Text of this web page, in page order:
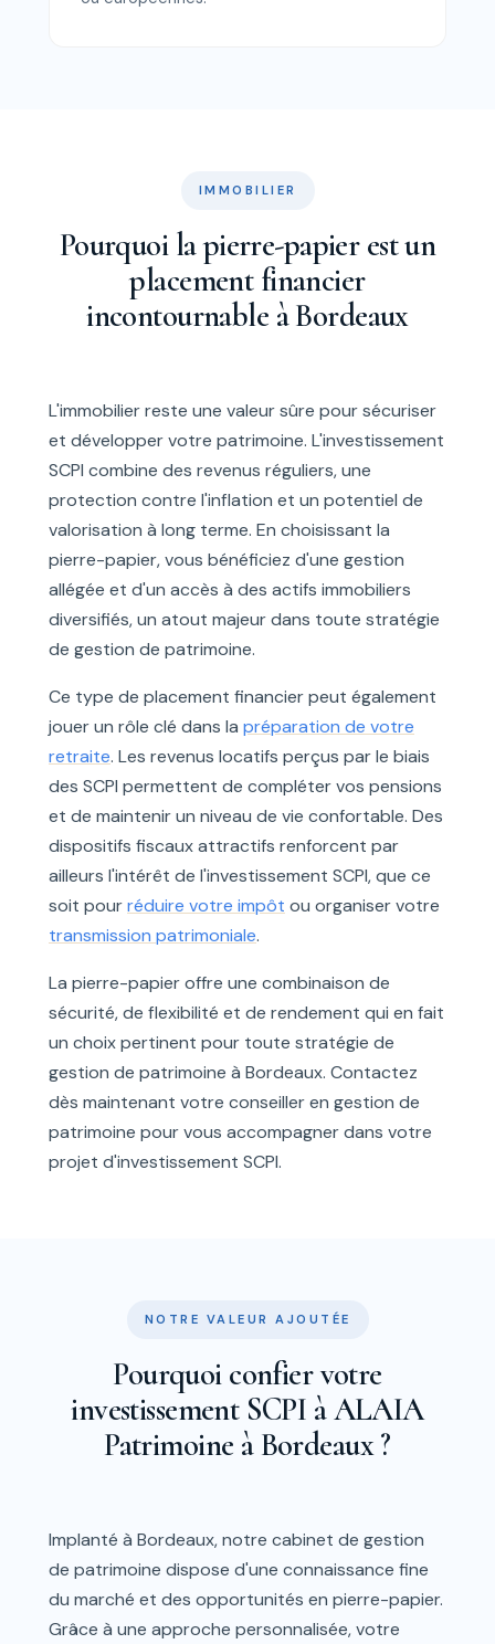
IMMOBILIER
Pourquoi la pierre-papier est un
placement financier
incontournable à Bordeaux
L'immobilier reste une valeur sûre pour sécuriser
et développer votre patrimoine. L'investissement
SCPI combine des revenus réguliers, une
protection contre l'inflation et un potentiel de
valorisation à long terme. En choisissant la
pierre-papier, vous bénéficiez d'une gestion
allégée et d'un accès à des actifs immobiliers
diversifiés, un atout majeur dans toute stratégie
de gestion de patrimoine.
Ce type de placement financier peut également
jouer un rôle clé dans la préparation de votre
retraite. Les revenus locatifs perçus par le biais
des SCPI permettent de compléter vos pensions
et de maintenir un niveau de vie confortable. Des
dispositifs fiscaux attractifs renforcent par
ailleurs l'intérêt de l'investissement SCPI, que ce
soit pourréduire votre impôt ou organiser votre
transmission patrimoniale.
La pierre-papier offre une combinaison de
sécurité, de flexibilité et de rendement qui en fait
un choix pertinent pour toute stratégie de
gestion de patrimoine à Bordeaux. Contactez
dès maintenant votre conseiller en gestion de
patrimoine pour vous accompagner dans votre
projet d'investissement SCPI.
NOTRE VALEUR AJOUTÉE
Pourquoi confier votre
investissement SCPI à ALAIA
Patrimoine à Bordeaux ?
Implanté à Bordeaux, notre cabinet de gestion
de patrimoine dispose d'une connaissance fine
du marché et des opportunités en pierre-papier.
Grâce à une approche personnalisée, votre